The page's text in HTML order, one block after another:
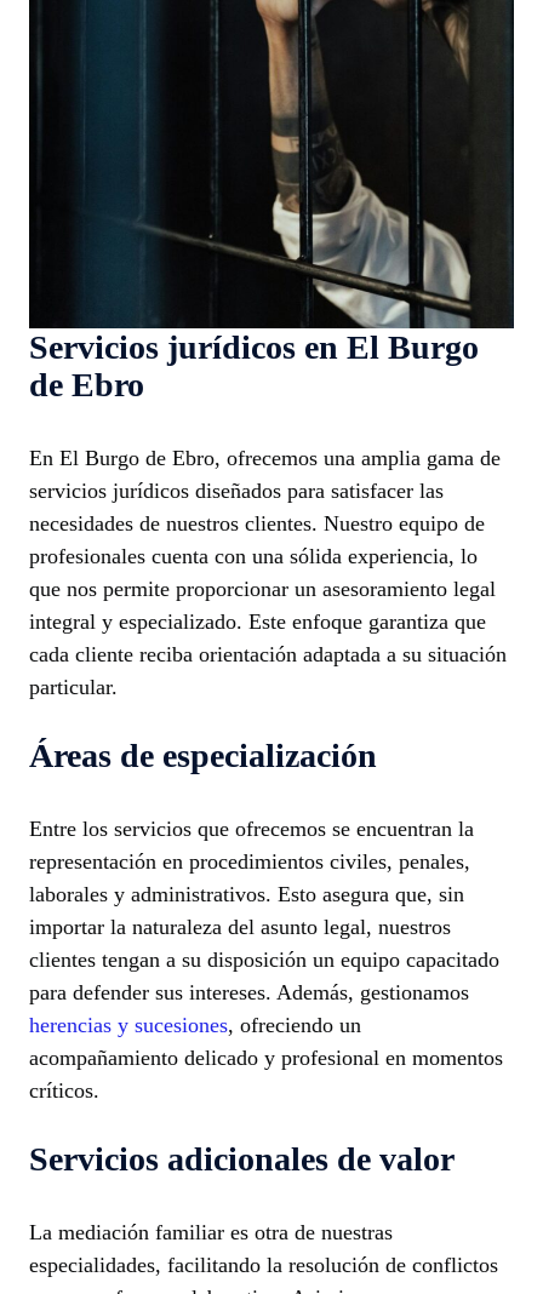
Servicios jurídicos en El Burgo
de Ebro
En El Burgo de Ebro, ofrecemos una amplia gama de
servicios jurídicos diseñados para satisfacer las
necesidades de nuestros clientes. Nuestro equipo de
profesionales cuenta con una sólida experiencia, lo
que nos permite proporcionar un asesoramiento legal
integral y especializado. Este enfoque garantiza que
cada cliente reciba orientación adaptada a su situación
particular.
Áreas de especialización
Entre los servicios que ofrecemos se encuentran la
representación en procedimientos civiles, penales,
laborales y administrativos. Esto asegura que, sin
importar la naturaleza del asunto legal, nuestros
clientes tengan a su disposición un equipo capacitado
para defender sus intereses. Además, gestionamos
herencias y sucesiones, ofreciendo un
acompañamiento delicado y profesional en momentos
críticos.
Servicios adicionales de valor
La mediación familiar es otra de nuestras
especialidades, facilitando la resolución de conflictos